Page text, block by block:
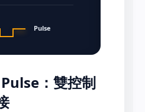
Pulse
：雙控制